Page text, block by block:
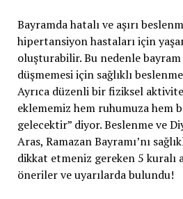
Bayramda hatalı ve aşırı
hipertansiyon hastaları için
oluşturabilir. Bu nedenle
düşmemesi için sağlıklı
Ayrıca düzenli bir fiziksel
eklememiz hem ruhumuza hem
gelecektir” diyor. Beslenme ve
Aras, Ramazan Bayramı’nı
dikkat etmeniz gereken 5 kuralı
öneriler ve uyarılarda bulundu!